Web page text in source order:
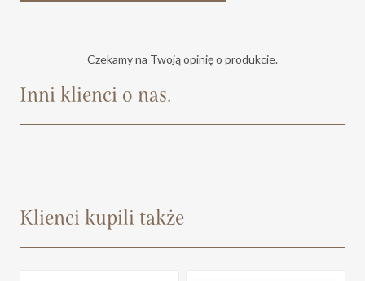
Czekamy na Twoją opinię o produkcie.
Inni klienci o nas.
Klienci kupili także